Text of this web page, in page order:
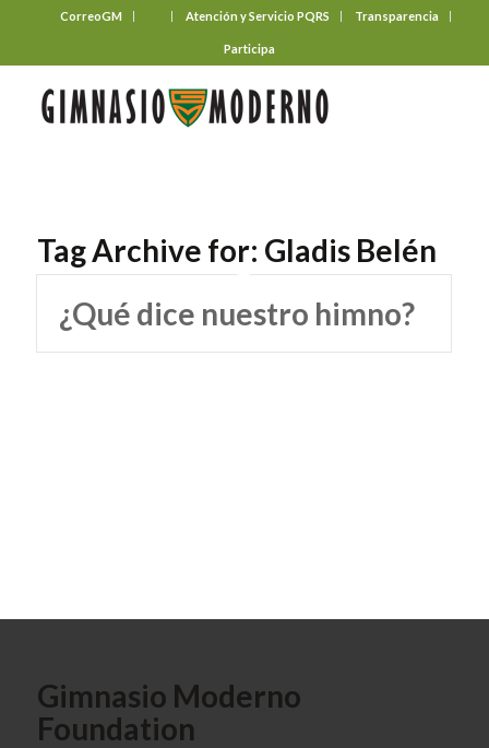
CorreoGM Atención y Servicio PQRS Transparencia
Participa
Tag Archive for: Gladis Belén
¿Qué dice nuestro himno?
Gimnasio Moderno
Foundation